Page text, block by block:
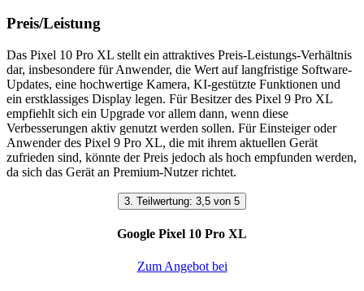
Preis/Leistung
Das Pixel 10 Pro XL stellt ein attraktives Preis-Leistungs-Verhältnis
dar, insbesondere für Anwender, die Wert auf langfristige Software-
Updates, eine hochwertige Kamera, KI-gestützte Funktionen und
ein erstklassiges Display legen. Für Besitzer des Pixel 9 Pro XL
empfiehlt sich ein Upgrade vor allem dann, wenn diese
Verbesserungen aktiv genutzt werden sollen. Für Einsteiger oder
Anwender des Pixel 9 Pro XL, die mit ihrem aktuellen Gerät
zufrieden sind, könnte der Preis jedoch als hoch empfunden werden,
da sich das Gerät an Premium-Nutzer richtet.
3. Teilwertung: 3,5 von 5
Google Pixel 10 Pro XL
Zum Angebot bei